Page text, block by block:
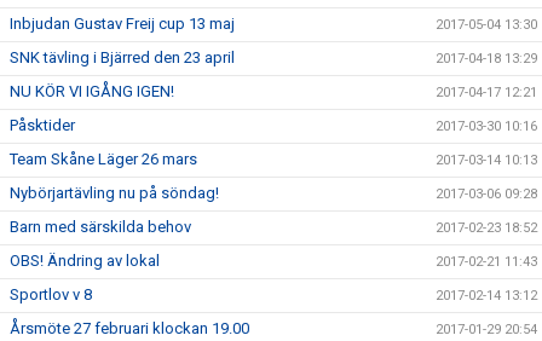
Inbjudan Gustav Freij cup 13 maj 2017-05-04 13:30
SNK tävling i Bjärred den 23 april 2017-04-18 13:29
NU KÖR VI IGÅNG IGEN! 2017-04-17 12:21
Påsktider 2017-03-30 10:16
Team Skåne Läger 26 mars 2017-03-14 10:13
Nybörjartävling nu på söndag! 2017-03-06 09:28
Barn med särskilda behov 2017-02-23 18:52
OBS! Ändring av lokal 2017-02-21 11:43
Sportlov v 8 2017-02-14 13:12
Årsmöte 27 februari klockan 19.00 2017-01-29 20:54